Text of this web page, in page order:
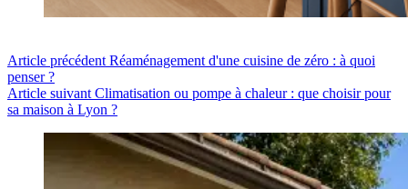
Article précédent Réaménagement d'une cuisine de zéro : à quoi
penser ?
Article suivant Climatisation ou pompe à chaleur : que choisir pour
sa maison à Lyon ?